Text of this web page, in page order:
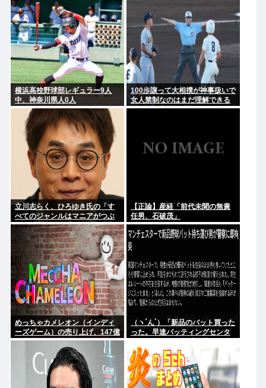
幹部役で
横浜高校野球部レギュラー9人
中、神奈川県人0人
100歩譲って大相撲が神事扱いで
女人禁制なのはまだ理解できる
として、高校野球のグラウンド
立川志らく、ひろゆき氏の「す
べてのジャンルはマニアがつぶ
す」に完全同意「そういう連中
が落語をつぶす」
【正論】産経「前代未聞の無責
任男、石破茂」
めっちゃカメレオン（インディ
ーズゲーム）の売り上げ、147億
円突破www
（ヽ´ん`）「新品のバット買った
った。早速バッティングセンタ
捕する！（ヽ°ん°）「」